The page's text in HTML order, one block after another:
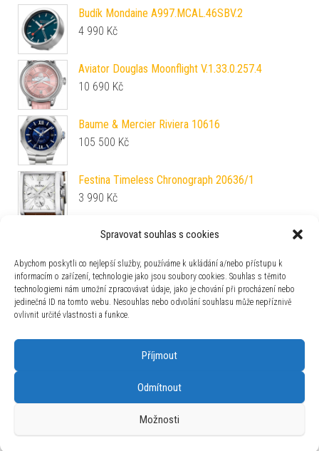
Spravovat souhlas s cookies
Abychom poskytli co nejlepší služby, používáme k ukládání a/nebo přístupu k
informacím o zařízení, technologie jako jsou soubory cookies. Souhlas s těmito
technologiemi nám umožní zpracovávat údaje, jako je chování při procházení nebo
jedinečná ID na tomto webu. Nesouhlas nebo odvolání souhlasu může nepříznivě
ovlivnit určité vlastnosti a funkce.
Příjmout
Odmítnout
Možnosti
Budík Mondaine A997.MCAL.46SBV.2
4 990 Kč
Aviator Douglas Moonflight V.1.33.0.257.4
10 690 Kč
Baume & Mercier Riviera 10616
105 500 Kč
Festina Timeless Chronograph 20636/1
3 990 Kč
Aviator Douglas Day-Date 45 Automatic
28 190Kč
Vulcain Cricket Classique 36 mm - Eggshell -
Brown Plain
s.r.o. Chodovská 228/3 Praha 4 IČ: 26454424